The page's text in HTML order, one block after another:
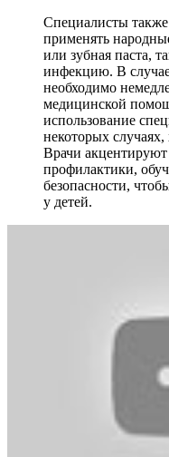
Специалисты также
применять
или зубная паста,
инфекцию. В
необходимо
медицинской
использование
некоторых
Врачи
профилактики,
безопасности,
у детей.